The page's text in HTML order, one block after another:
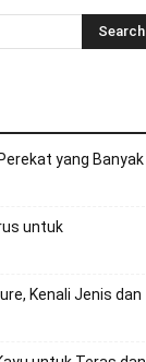
yang Banyak
untuk
Kenali Jenis dan